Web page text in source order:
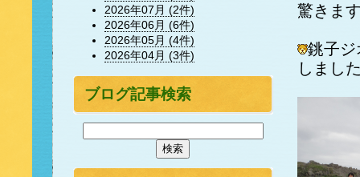
驚きま
銚子ジ
しまし
2026年07月 (2件)
2026年06月 (6件)
2026年05月 (4件)
2026年04月 (3件)
ブログ記事検索